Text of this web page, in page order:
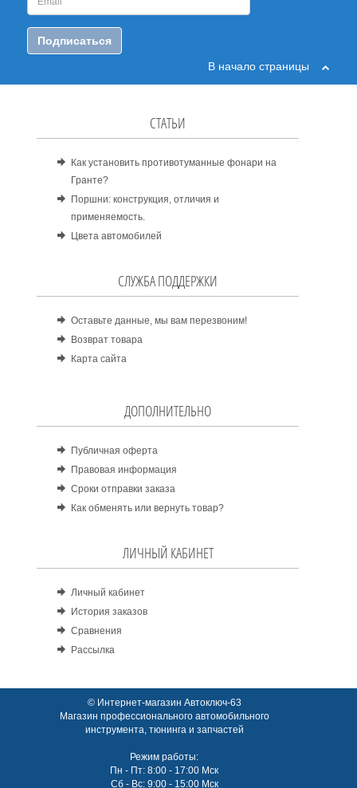
Подписаться
В начало страницы
СТАТЬИ
Как установить противотуманные фонари на
Гранте?
Поршни: конструкция, отличия и
применяемость.
Цвета автомобилей
СЛУЖБА ПОДДЕРЖКИ
Оставьте данные, мы вам перезвоним!
Возврат товара
Карта сайта
ДОПОЛНИТЕЛЬНО
Публичная оферта
Правовая информация
Сроки отправки заказа
Как обменять или вернуть товар?
ЛИЧНЫЙ КАБИНЕТ
Личный кабинет
История заказов
Сравнения
Рассылка
© Интернет-магазин Автоключ-63
Магазин профессионального автомобильного
инструмента, тюнинга и запчастей
Режим работы:
Пн - Пт: 8:00 - 17:00 Мск
Сб - Вс: 9:00 - 15:00 Мск